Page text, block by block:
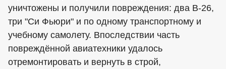
уничтожены и получили повреждения: два В-26,
три "Си Фьюри" и по одному транспортному и
учебному самолету. Впоследствии часть
повреждённой авиатехники удалось
отремонтировать и вернуть в строй,